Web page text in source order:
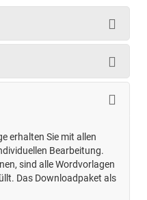
erhalten Sie mit allen
Bearbeitung.
sind alle Wordvorlagen
Das Downloadpaket als